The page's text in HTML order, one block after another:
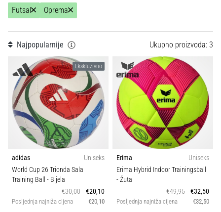
tisak
opreme
1. 7. 2025
1 min. čitanja
Play
for
More
Victories
Pripremi
se
za
EURO
Teamsales
Tip lopte 1
Kolekcija
Sport
Futsal Oprema
Najpopularnije Ukupno proizvoda: 3
Ekskluzivno
adidas
Uniseks
World Cup 26 Trionda Sala
Training Ball - Bijela
€30,00
€20,10
Posljednja najniža cijena €20,10
Erima
Uniseks
Erima Hybrid Indoor Trainingsball
- Žuta
€49,95
€32,50
Posljednja najniža cijena €32,50